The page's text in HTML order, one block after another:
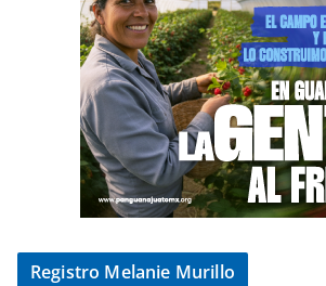
Registro Melanie Murillo